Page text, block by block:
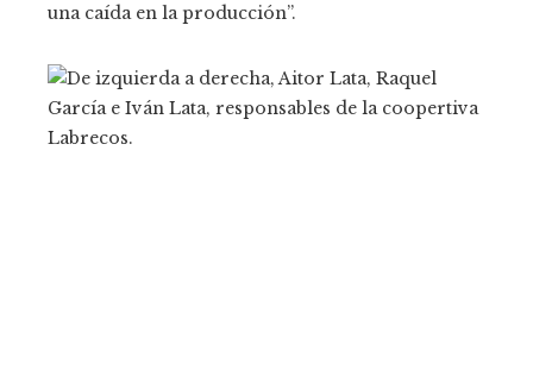
una caída en la producción”.